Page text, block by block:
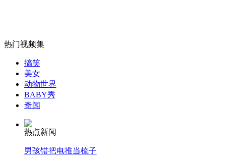
外交部：反对强权政治霸凌主义
外交部：有关国家言论片面不公正
热门视频集
搞笑
美女
动物世界
BABY秀
奇闻
热点新闻
男孩错把电推当梳子